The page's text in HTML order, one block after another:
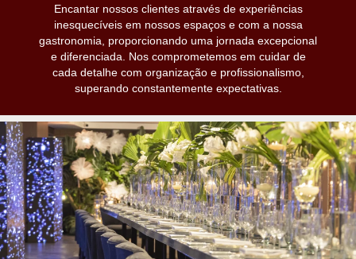
Encantar nossos clientes através de experiências
inesquecíveis em nossos espaços e com a nossa
gastronomia, proporcionando uma jornada excepcional
e diferenciada. Nos comprometemos em cuidar de
cada detalhe com organização e profissionalismo,
superando constantemente expectativas.